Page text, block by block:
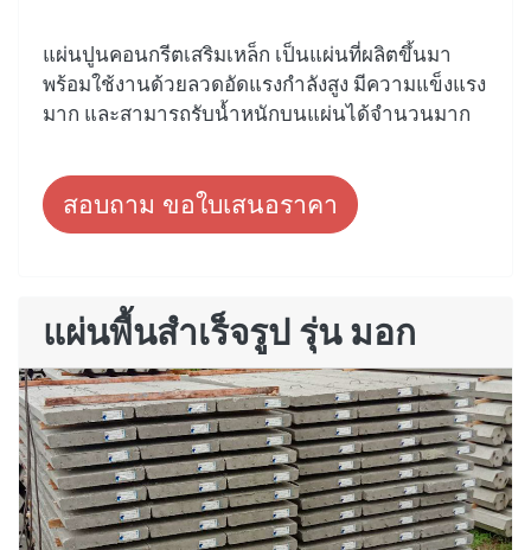
แผ่นปูนคอนกรีตเสริมเหล็ก เป็นแผ่นที่ผลิตขึ้นมา
พร้อมใช้งานด้วยลวดอัดแรงกำลังสูง มีความแข็งแรง
มาก และสามารถรับน้ำหนักบนแผ่นได้จำนวนมาก
สอบถาม ขอใบเสนอราคา
แผ่นพื้นสำเร็จรูป รุ่น มอก